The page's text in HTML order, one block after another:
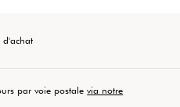
d'achat
par voie postalevia notre